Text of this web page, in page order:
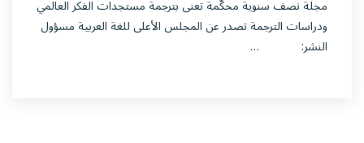
مجلّة نصف سنوية محكّمة تعنى بترجمة مستجدات الفكر العالمي
ودراسات الترجمة تصدر عن المجلس الأعلى للغة العربية مسؤول
النشر: …